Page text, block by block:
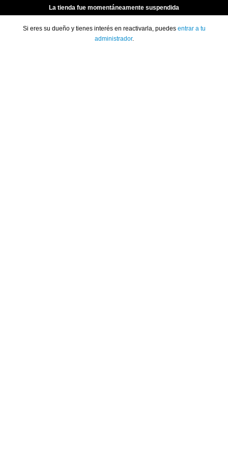
La tienda fue momentáneamente suspendida
Si eres su dueño y tienes interés en reactivarla, puedes entrar a tu
administrador.